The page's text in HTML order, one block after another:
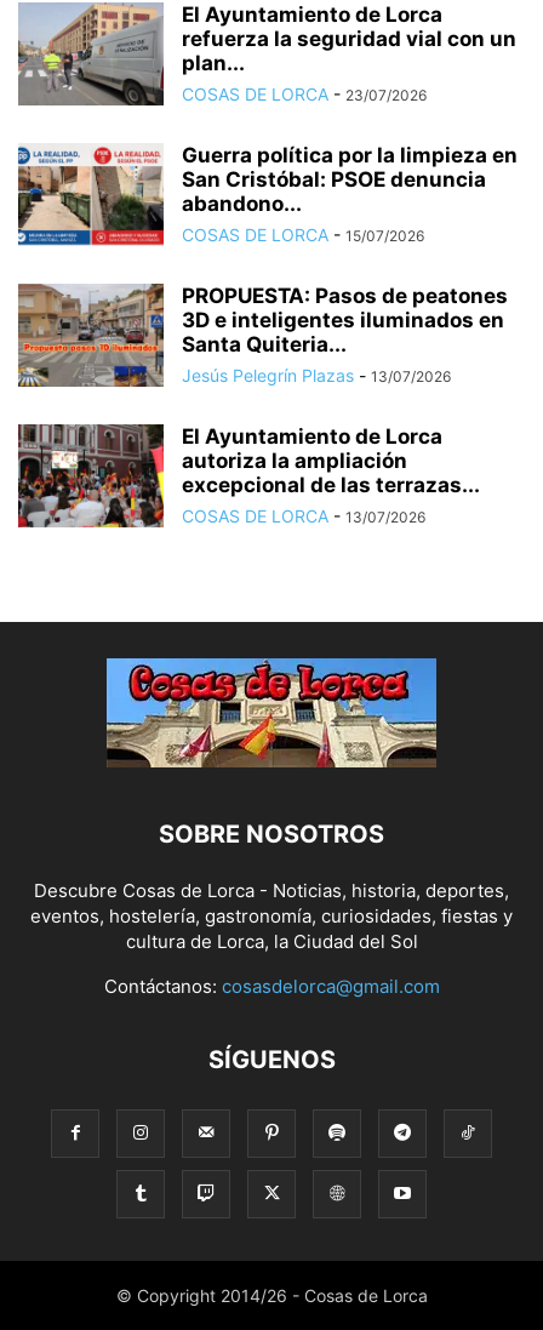
El Ayuntamiento de Lorca
refuerza la seguridad vial con un
plan...
COSAS DE LORCA - 23/07/2026
Guerra política por la limpieza en
San Cristóbal: PSOE denuncia
abandono...
COSAS DE LORCA - 15/07/2026
PROPUESTA: Pasos de peatones
3D e inteligentes iluminados en
Santa Quiteria...
Jesús Pelegrín Plazas - 13/07/2026
El Ayuntamiento de Lorca
autoriza la ampliación
excepcional de las terrazas...
COSAS DE LORCA - 13/07/2026
SOBRE NOSOTROS
Descubre Cosas de Lorca - Noticias, historia, deportes,
eventos, hostelería, gastronomía, curiosidades, fiestas y
cultura de Lorca, la Ciudad del Sol
Contáctanos: cosasdelorca@gmail.com
SÍGUENOS
© Copyright 2014/26 - Cosas de Lorca